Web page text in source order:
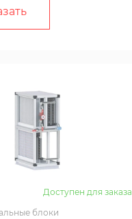
Доступен для заказа
блоки